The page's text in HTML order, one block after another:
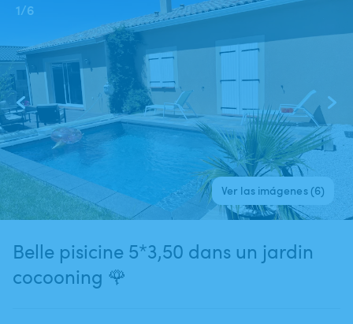
1/6
Ver las imágenes (6)
Belle pisicine 5*3,50 dans un jardin
cocooning 🌹